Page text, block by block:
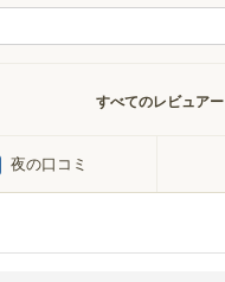
すべてのレビュアー
夜の口コミ